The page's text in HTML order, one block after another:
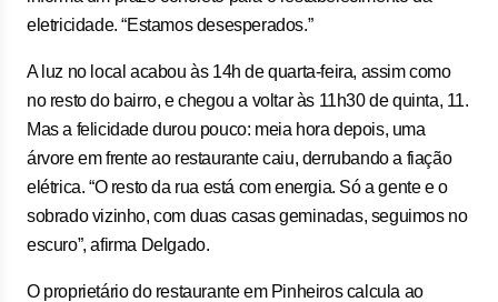
eletricidade. “Estamos desesperados.”
A luz no local acabou às 14h de quarta-feira, assim como
no resto do bairro, e chegou a voltar às 11h30 de quinta, 11.
Mas a felicidade durou pouco: meia hora depois, uma
árvore em frente ao restaurante caiu, derrubando a fiação
elétrica. “O resto da rua está com energia. Só a gente e o
sobrado vizinho, com duas casas geminadas, seguimos no
escuro”, afirma Delgado.
O proprietário do restaurante em Pinheiros calcula ao